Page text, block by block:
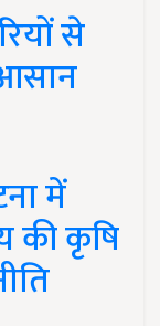
से
में
की कृषि